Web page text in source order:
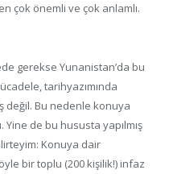
çok önemli ve çok anlamlı.
gerekse Yunanistan’da bu
tarihyazımında
değil. Bu nedenle konuya
Yine de bu hususta yapılmış
Konuya dair
bir toplu (200 kişilik!) infaz